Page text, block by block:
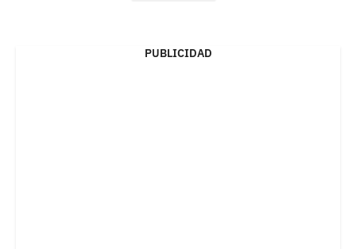
PUBLICIDAD